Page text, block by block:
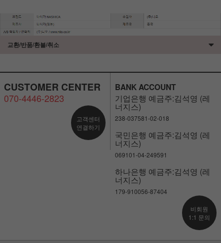
교환/반품/환불/취소
CUSTOMER CENTER
070-4446-2823
고객센터
연결하기
BANK ACCOUNT
기업은행 예금주:김석영 (레
너지스)
238-037581-02-018
국민은행 예금주:김석영 (레
너지스)
069101-04-249591
하나은행 예금주:김석영 (레
너지스)
179-910056-87404
비회원
1:1 문의